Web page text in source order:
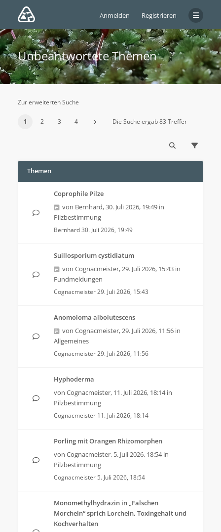
Anmelden Registrieren
Unbeantwortete Themen
Zur erweiterten Suche
1 2 3 4 Die Suche ergab 83 Treffer
Themen
Coprophile Pilze
von Bernhard,30. Juli 2026, 19:49 in
Pilzbestimmung
Bernhard30. Juli 2026, 19:49
Suillosporium cystidiatum
von Cognacmeister,29. Juli 2026, 15:43 in
Fundmeldungen
Cognacmeister29. Juli 2026, 15:43
Anomoloma albolutescens
von Cognacmeister,29. Juli 2026, 11:56 in
Allgemeines
Cognacmeister29. Juli 2026, 11:56
Hyphoderma
von Cognacmeister, 11. Juli 2026, 18:14in
Pilzbestimmung
Cognacmeister 11. Juli 2026, 18:14
Porling mit Orangen Rhizomorphen
von Cognacmeister, 5. Juli 2026, 18:54in
Pilzbestimmung
Cognacmeister 5. Juli 2026, 18:54
Monomethylhydrazin in „Falschen
Morcheln“ sprich Lorcheln, Toxingehalt und
Kochverhalten